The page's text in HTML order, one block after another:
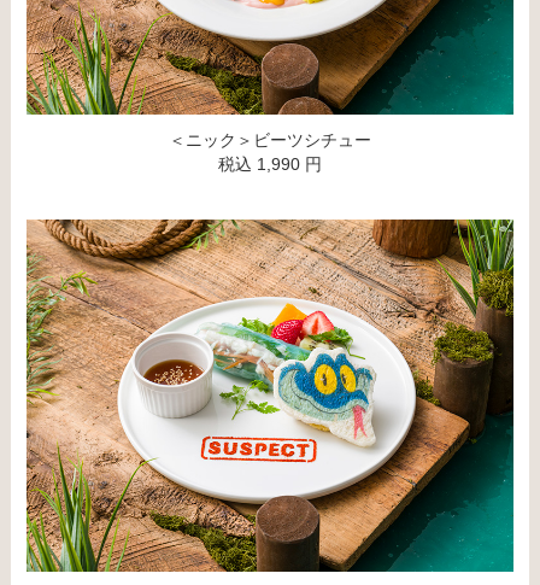
＜ニック＞ビーツシチュー
税込 1,990 円